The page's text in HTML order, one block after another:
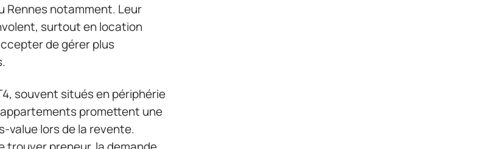
Rennes notamment. Leur
surtout en location
de gérer plus
souvent situés en périphérie
promettent une
value lors de la revente.